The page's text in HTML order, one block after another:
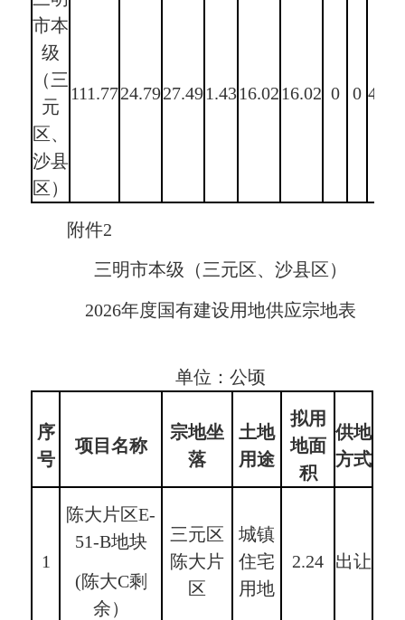
市本
级
（三
元
区、
沙县
区）
111.7724.7927.491.4316.0216.02 0 0 4.83
附件2
三明市本级（三元区、沙县区）
2026年度国有建设用地供应宗地表
单位：公顷
序
号
项目名称
宗地坐
落
土地
用途
拟用
地面
积
供地
方式
1
陈大片区E-
51-B地块
(陈大C剩
余）
三元区
陈大片
区
城镇
住宅
用地
2.24 出让